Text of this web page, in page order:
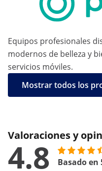
Equipos profesionales
modernos de belleza y
servicios móviles.
Mostrar todos los
Valoraciones y
4.8 Basado